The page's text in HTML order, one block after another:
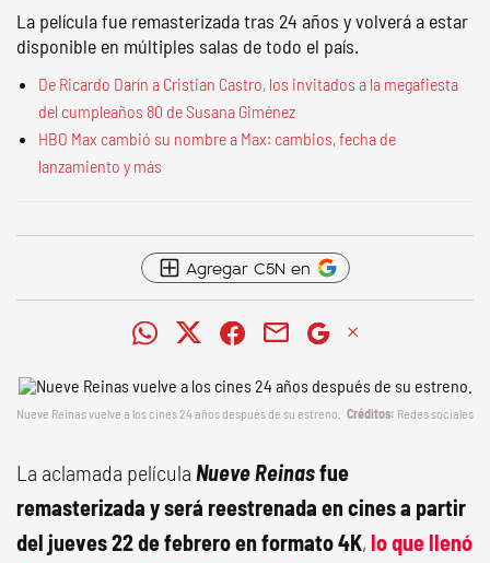
La película fue remasterizada tras 24 años y volverá a estar
disponible en múltiples salas de todo el país.
De Ricardo Darín a Cristian Castro, los invitados a la megafiesta
del cumpleaños 80 de Susana Giménez
HBO Max cambió su nombre a Max: cambios, fecha de
lanzamiento y más
Agregar C5N en
Nueve Reinasvuelve a los cines 24 años después de su estreno. Redes sociales
La aclamada película Nueve Reinasfue
remasterizada yserá reestrenada en cines a partir
del jueves 22 de febrero en formato 4K, lo que llenó